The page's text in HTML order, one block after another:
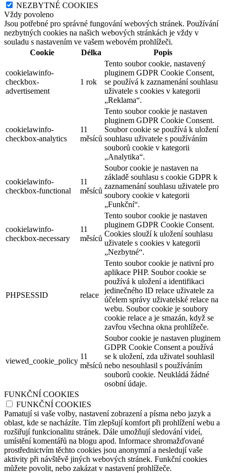
NEZBYTNÉ COOKIES
Vždy povoleno
Jsou potřebné pro správné fungování webových stránek. Používání
nezbytných cookies na našich webových stránkách je vždy v
souladu s nastavením ve vašem webovém prohlížeči.
Cookie
Délka Popis
cookielawinfo-
checkbox-
advertisement
1 rok
Tento soubor cookie, nastavený
pluginem GDPR Cookie Consent,
se používá k zaznamenání souhlasu
uživatele s cookies v kategorii
„Reklama“.
cookielawinfo-
checkbox-analytics
11
měsíců
Tento soubor cookie je nastaven
pluginem GDPR Cookie Consent.
Soubor cookie se používá k uložení
souhlasu uživatele s používáním
souborů cookie v kategorii
„Analytika“.
cookielawinfo-
checkbox-functional
11
měsíců
Soubor cookie je nastaven na
základě souhlasu s cookie GDPR k
zaznamenání souhlasu uživatele pro
soubory cookie v kategorii
„Funkční“.
cookielawinfo-
checkbox-necessary
11
měsíců
Tento soubor cookie je nastaven
pluginem GDPR Cookie Consent.
Cookies slouží k uložení souhlasu
uživatele s cookies v kategorii
„Nezbytné“.
PHPSESSID relace
Tento soubor cookie je nativní pro
aplikace PHP. Soubor cookie se
používá k uložení a identifikaci
jedinečného ID relace uživatele za
účelem správy uživatelské relace na
webu. Soubor cookie je soubory
cookie relace a je smazán, když se
zavřou všechna okna prohlížeče.
viewed_cookie_policy
11
měsíců
Soubor cookie je nastaven pluginem
GDPR Cookie Consent a používá
se k uložení, zda uživatel souhlasil
nebo nesouhlasil s používáním
souborů cookie. Neukládá žádné
osobní údaje.
FUNKČNÍ COOKIES
FUNKČNÍ COOKIES
Pamatují si vaše volby, nastavení zobrazení a písma nebo jazyk a
oblast, kde se nacházíte. Tím zlepšují komfort při prohlížení webu a
rozšiřují funkcionalitu stránek. Dále umožňují sledování videí,
umístění komentářů na blogu apod. Informace shromažďované
prostřednictvím těchto cookies jsou anonymní a nesledují vaše
aktivity při návštěvě jiných webových stránek. Funkční cookies
můžete povolit, nebo zakázat v nastavení prohlížeče.